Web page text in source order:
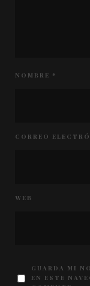
NOMBRE *
CORREO
WEB
GUARDA MI
EN ESTE